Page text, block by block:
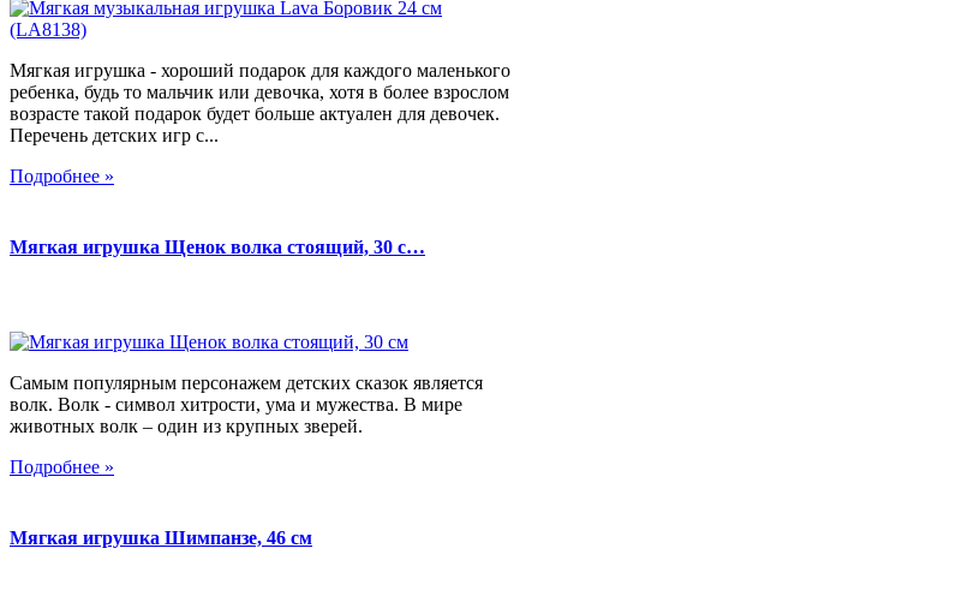
Мягкая игрушка - хороший подарок для каждого маленького
ребенка, будь то мальчик или девочка, хотя в более взрослом
возрасте такой подарок будет больше актуален для девочек.
Перечень детских игр с...
Подробнее »
Мягкая игрушка Щенок волка стоящий, 30 с…
Самым популярным персонажем детских сказок является
волк. Волк - символ хитрости, ума и мужества. В мире
животных волк – один из крупных зверей.
Подробнее »
Мягкая игрушка Шимпанзе, 46 см